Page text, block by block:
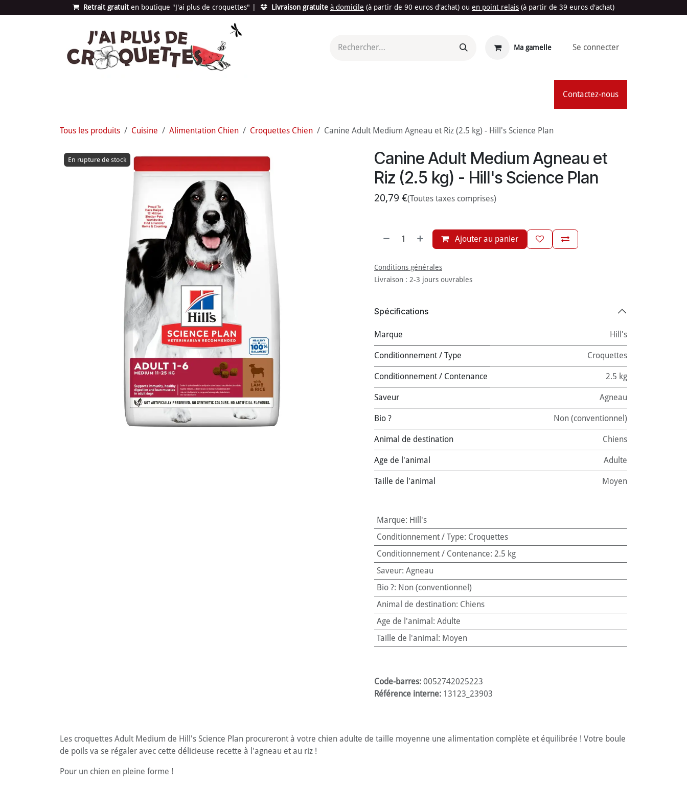
Se rendre au contenu Retrait gratuit en bou​​​​​​tique "J'ai plus de croquettes" Livraison gratuite à domicile (à partir de 90 euros d'achat) ou en point relais (à partir de 39 euros d'achat)
Ma gamelle Se connecter
Contactez-nous
Tous les produits Cuisine Alimentation Chien Croquettes Chien Canine Adult Medium Agneau et Riz (2.5 kg) - Hill's Science Plan
En rupture de stock
Canine Adult Medium Agneau et
Riz (2.5 kg) - Hill's Science Plan
20,79 €(Toutes taxes comprises)
Ajouter au panier
Conditions générales
Livraison : 2-3 jours ouvrables
Spécifications
Marque Hill's
Conditionnement / Type Croquettes
Conditionnement / Contenance 2.5 kg
Saveur Agneau
Bio ? Non (conventionnel)
Animal de destination Chiens
Age de l'animal Adulte
Taille de l'animal Moyen
Marque: Hill's
Conditionnement / Type: Croquettes
Conditionnement / Contenance: 2.5 kg
Saveur: Agneau
Bio ?: Non (conventionnel)
Animal de destination: Chiens
Age de l'animal : Adulte
Taille de l'animal : Moyen
Code-barres: 0052742025223
Référence interne: 13123_23903
Les croquettes Adult Medium de Hill's Science Plan procureront à votre chien adulte de taille moyenne une alimentation complète et équilibrée ! Votre boule
de poils va se régaler avec cette délicieuse recette à l'agneau et au riz !
Pour un chien en pleine forme !